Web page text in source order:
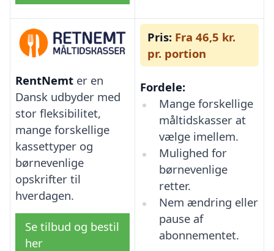
RentNemt er en
Dansk udbyder med
stor fleksibilitet,
mange forskellige
kassettyper og
børnevenlige
opskrifter til
hverdagen.
Se tilbud og bestil
her
Pris: Fra 46,5 kr.
pr. portion
Fordele:
Mange forskellige
måltidskasser at
vælge imellem.
Mulighed for
børnevenlige
retter.
Nem ændring eller
pause af
abonnementet.